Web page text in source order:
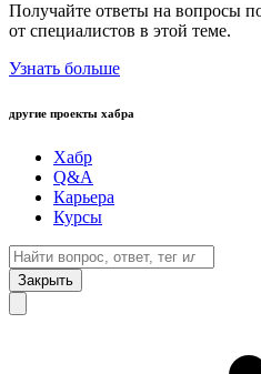
Получайте ответы на вопросы
от специалистов в этой теме.
Узнать больше
другие проекты хабра
Хабр
Q&A
Карьера
Курсы
Закрыть